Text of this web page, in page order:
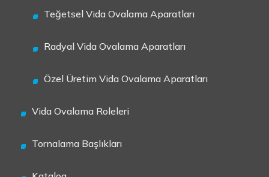
Teğetsel Vida Ovalama Aparatları
Radyal Vida Ovalama Aparatları
Özel Üretim Vida Ovalama Aparatları
Vida Ovalama Roleleri
Tornalama Başlıkları